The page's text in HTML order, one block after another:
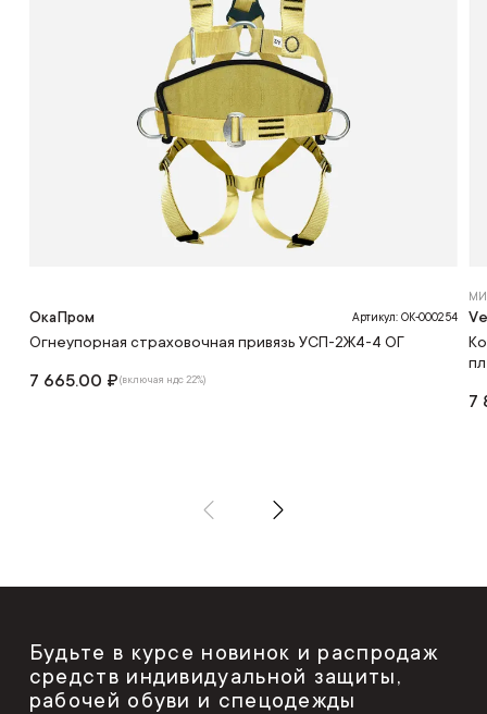
ОкаПром Артикул: OK-000254
Огнеупорная страховочная привязь УСП-2Ж4-4 ОГ
7 665.00 ₽(включая ндс 22%)
7
Будьте в курсе новинок и распродаж
средств индивидуальной защиты,
рабочей обуви и спецодежды